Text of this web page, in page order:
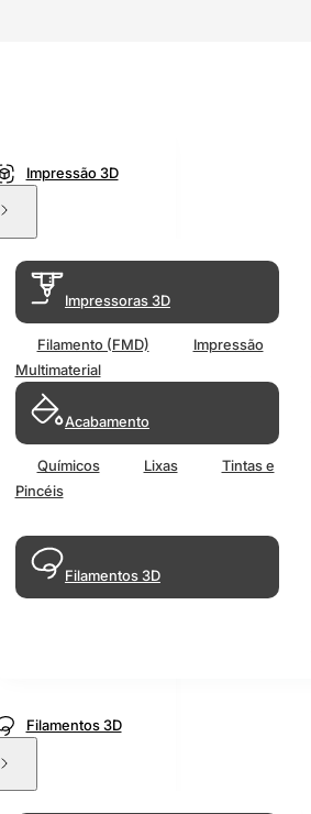
Impressão 3D
Impressoras 3D
Filamento (FMD)
Impressão
Multimaterial
Acabamento
Químicos Lixas
Tintas e
Pincéis
Filamentos 3D
Filamentos 3D